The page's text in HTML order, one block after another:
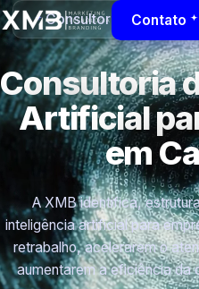
Contato
Consultoria de
Consultoria
Artificial
em
A XMB identifica,
inteligência artificial para
retrabalho, acelerarem o
aumentarem a eficiência da